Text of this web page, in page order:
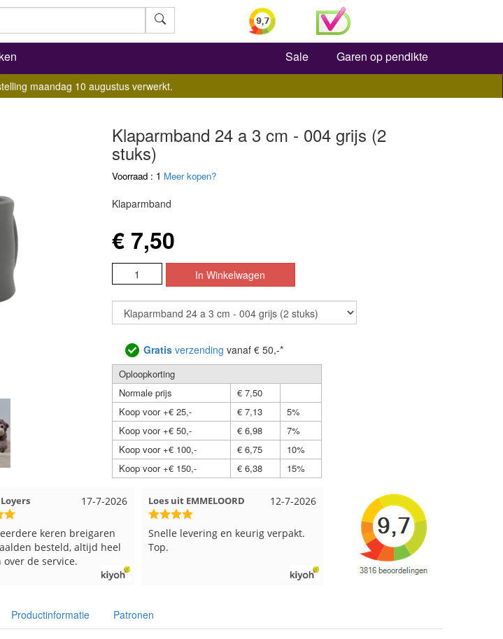
Zoeken
Sale Garen op pendikte
maandag 10 augustus verwerkt.
Klaparmband 24 a 3 cm - 004 grijs (2
stuks)
Voorraad : 1 Meer kopen?
Klaparmband
€ 7,50
Gratisverzending vanaf € 50,-*
Oploopkorting
Normale prijs
€ 7,50
Koop voor +€ 25,-
€ 7,13
5%
Koop voor +€ 50,-
€ 6,98
7%
Koop voor +€ 100,-
€ 6,75
10%
Koop voor +€ 150,-
€ 6,38 15%
12-7-2026
en keurig verpakt.
12-7-2026
Nell uit Beuningen
Goed verpakt en snelgeleverd
Wendy uit Amsterdam
Ruime keus aan viltwol, mooie
kleuren en goede kwaliteit. Snel
verzonden. Enigste wat ik een
beetje jammer vind is dat alles los
een doos gestopt. Geen kleur
Productinformatie Patronen